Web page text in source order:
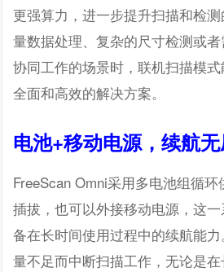
更强算力，进一步提升扫描和检
量数据处理、复杂的尺寸检测或
协同工作的场景时，联机扫描模
全面和高效的解决方案。
电池+移动电源，续航
FreeScan Omni采用多电池组循
插拔，也可以外接移动电源，这
备在长时间使用过程中的续航能
量不足而中断扫描工作，无论是在